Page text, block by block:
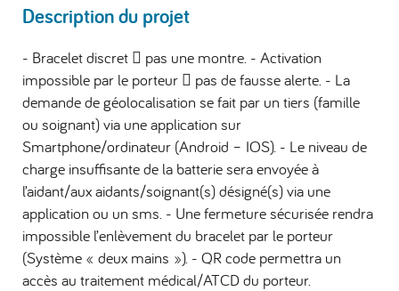
Description du projet
- Bracelet discret  pas une montre. - Activation
impossible par le porteur  pas de fausse alerte. - La
demande de géolocalisation se fait par un tiers (famille
ou soignant) via une application sur
Smartphone/ordinateur (Android – IOS). - Le niveau de
charge insuffisante de la batterie sera envoyée à
l’aidant/aux aidants/soignant(s) désigné(s) via une
application ou un sms. - Une fermeture sécurisée rendra
impossible l’enlèvement du bracelet par le porteur
(Système « deux mains »). - QR code permettra un
accès au traitement médical/ATCD du porteur.